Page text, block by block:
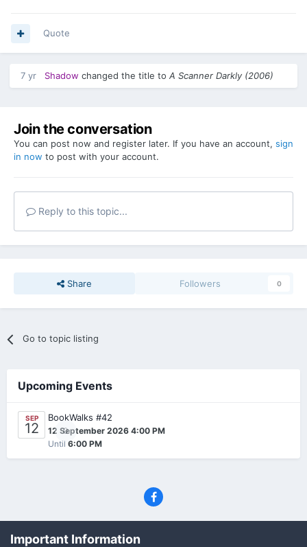
Quote
7 yr Shadow changed the title to A Scanner Darkly (2006)
Join the conversation
You can post now and register later. If you have an account, sign
in now to post with your account.
Reply to this topic...
Share Followers 0
Go to topic listing
Upcoming Events
SEP
12 0
BookWalks #42
12 September 2026 4:00 PM
Until 6:00 PM
Important Information